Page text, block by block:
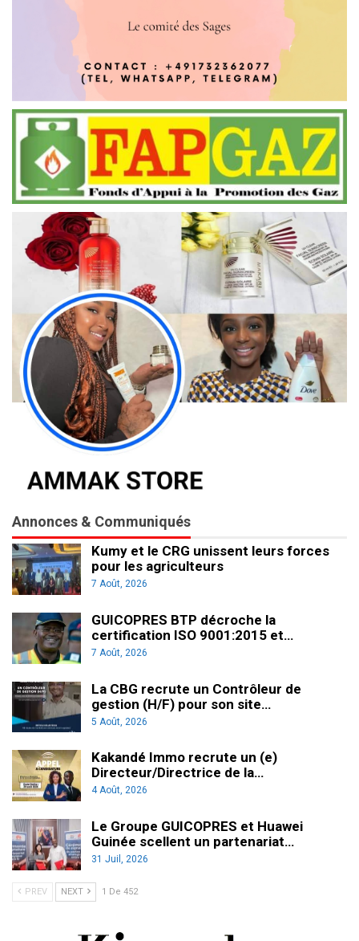
Annonces & Communiqués
Kumy et le CRG unissent leurs forces
pour les agriculteurs
7 Août, 2026
GUICOPRES BTP décroche la
certification ISO 9001:2015 et…
7 Août, 2026
La CBG recrute un Contrôleur de
gestion (H/F) pour son site…
5 Août, 2026
Kakandé Immo recrute un (e)
Directeur/Directrice de la…
4 Août, 2026
Le Groupe GUICOPRES et Huawei
Guinée scellent un partenariat…
31 Juil, 2026
PREV NEXT 1 De 452